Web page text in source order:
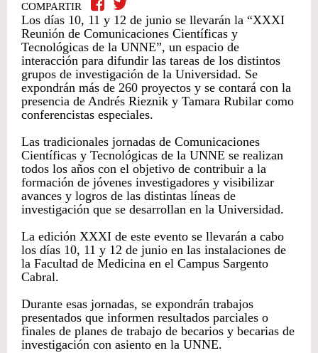
COMPARTIR
Los días 10, 11 y 12 de junio se llevarán la “XXXI
Reunión de Comunicaciones Científicas y
Tecnológicas de la UNNE”, un espacio de
interacción para difundir las tareas de los distintos
grupos de investigación de la Universidad. Se
expondrán más de 260 proyectos y se contará con la
presencia de Andrés Rieznik y Tamara Rubilar como
conferencistas especiales.
Las tradicionales jornadas de Comunicaciones
Científicas y Tecnológicas de la UNNE se realizan
todos los años con el objetivo de contribuir a la
formación de jóvenes investigadores y visibilizar
avances y logros de las distintas líneas de
investigación que se desarrollan en la Universidad.
La edición XXXI de este evento se llevarán a cabo
los días 10, 11 y 12 de junio en las instalaciones de
la Facultad de Medicina en el Campus Sargento
Cabral.
Durante esas jornadas, se expondrán trabajos
presentados que informen resultados parciales o
finales de planes de trabajo de becarios y becarias de
investigación con asiento en la UNNE.